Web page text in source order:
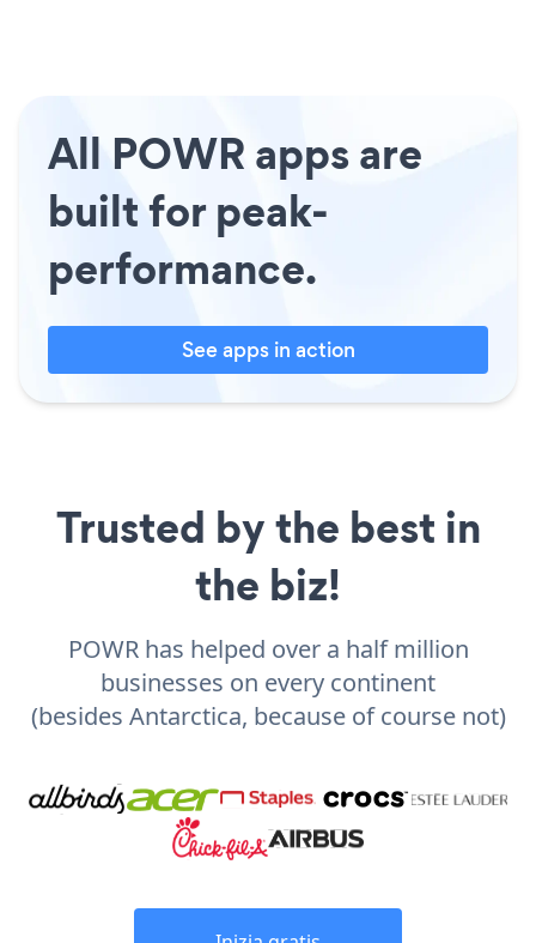
All POWR apps are
built for peak-
performance.
See apps in action
Trusted by the best in
the biz!
POWR has helped over a half million
businesses on every continent
(besides Antarctica, because of course not)